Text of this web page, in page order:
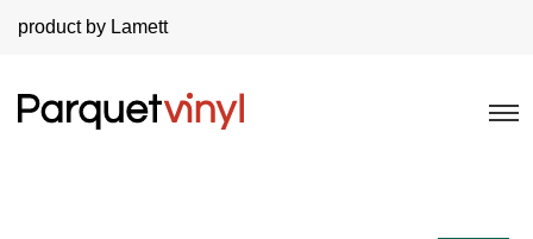
product by Lamett